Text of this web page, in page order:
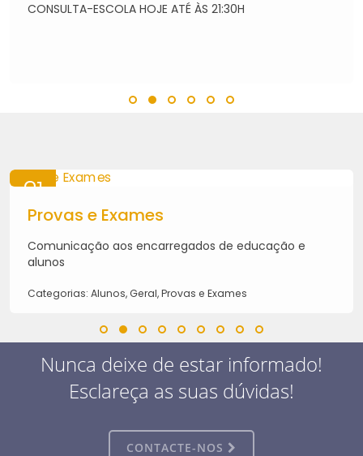
CONSULTA-ESCOLA HOJE ATÉ ÀS 21:30H
21
MAI
2026
Provas e Exames
Comunicação aos encarregados de educação e
alunos
Categorias: Alunos, Geral, Provas e Exames
Nunca deixe de estar informado!
Esclareça as suas dúvidas!
CONTACTE-NOS